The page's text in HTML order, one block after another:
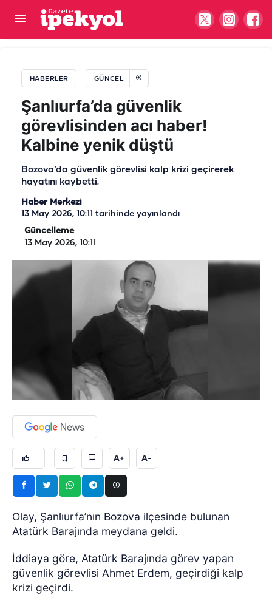
HABERLER GÜNCEL
Şanlıurfa’da güvenlik
görevlisinden acı haber!
Kalbine yenik düştü
Bozova’da güvenlik görevlisi kalp krizi geçirerek
hayatını kaybetti.
Haber Merkezi
13 May 2026, 10:11 tarihinde yayınlandı
Güncelleme
13 May 2026, 10:11
A+ A-
Olay, Şanlıurfa’nın Bozova ilçesinde bulunan
Atatürk Barajında meydana geldi.
İddiaya göre, Atatürk Barajında görev yapan
güvenlik görevlisi Ahmet Erdem, geçirdiği kalp
krizi geçirdi.
Urfa’dan Cizre'ye yönlendirilen aileden yürek